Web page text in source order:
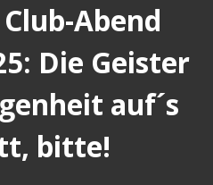
Abend
Die Geister
auf´s
bitte!